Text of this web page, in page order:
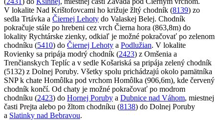
V lokalite Nad Krištofovcami ho križuje žltý chodník (8139) zo
sedla Trtávka a Čiernej Lehoty do Valaskej Belej. Chodník
pokračuje stále po hrebeni cez vrch Čierna hora (863,8m) do
lokality Rychtárske zienky, odkiaľ je možné pokračovať po zelenom
chodníku (5410) do Čiernej Lehoty a Podlužian. V lokalite
Rovienky sa pripája modrý chodník (2423) z Omšenia a
Trenčianskych Teplíc a v sedle Košariská sa pripája zelený chodník
(5132) z Dolnej Poruby. Všetky spolu prichádzajú okolo pamätníka
SNP k chate Homôlka pod vrchom Homôlka (906,6m), kde červený
chodník končí. Od chaty je možné pokračovať po modrom
chodníku (2423) do Hornej Poruby a Dubnice nad Váhom, miestnej
časti Prejta alebo po žltom chodníku (8138) do Dolnej Poruby
a Slatinky nad Bebravou.